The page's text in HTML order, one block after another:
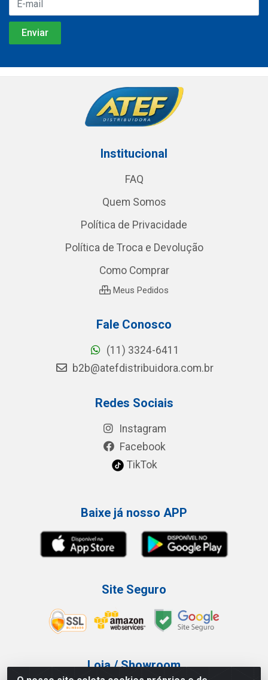
Institucional
FAQ
Quem Somos
Política de Privacidade
Política de Troca e Devolução
Como Comprar
Meus Pedidos
Fale Conosco
(11) 3324-6411
b2b@atefdistribuidora.com.br
Redes Sociais
Instagram
Facebook
TikTok
Baixe já nosso APP
Site Seguro
Loja / Showroom